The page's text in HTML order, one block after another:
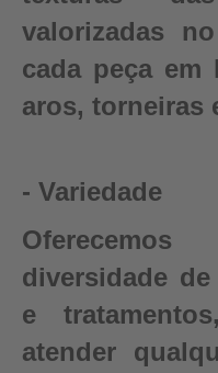
valorizadas
cada peça em
aros, torneiras
- Variedade
diversidade
e
atender